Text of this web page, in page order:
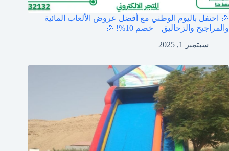
🎉 احتفل باليوم الوطني مع أفضل عروض الألعاب المائية
والمراجيح والزحاليق – خصم 10%! 🎉
سبتمبر 1, 2025